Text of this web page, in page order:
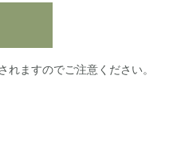
れますのでご注意ください。